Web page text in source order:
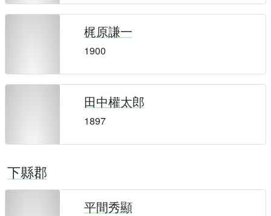
梶原謙一
1900
田中權太郎
1897
下縣郡
平間秀顯